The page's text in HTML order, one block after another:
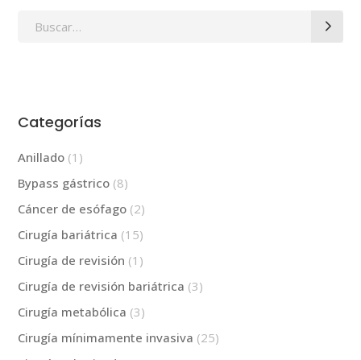
Search
Categorías
Anillado (1)
Bypass gástrico (8)
Cáncer de esófago (2)
Cirugía bariátrica (15)
Cirugía de revisión (1)
Cirugía de revisión bariátrica (3)
Cirugía metabólica (3)
Cirugía mínimamente invasiva (25)